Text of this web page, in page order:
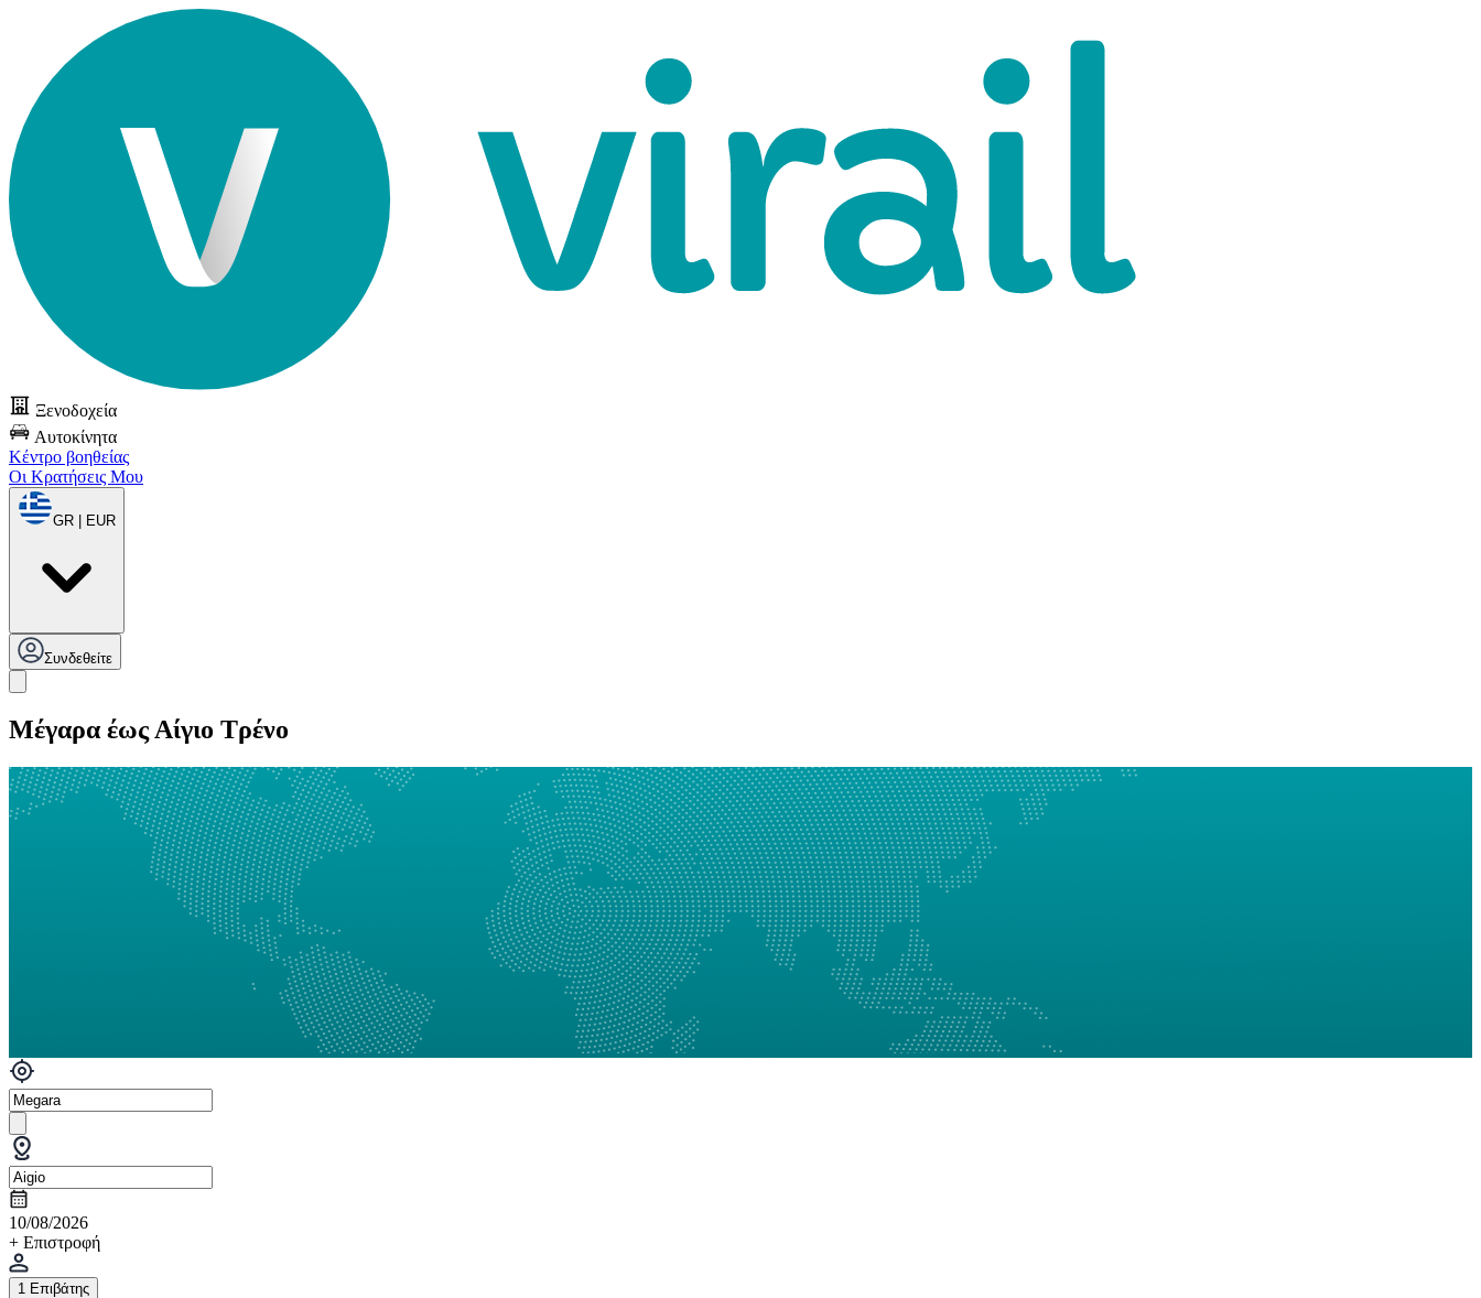
Ξενοδοχεία
Αυτοκίνητα
Κέντρο βοηθείας
Οι Κρατήσεις Μου
GR | EUR
Συνδεθείτε
Μέγαρα έως Αίγιο Τρένο
10/08/2026
+ Επιστροφή
1 Επιβάτης